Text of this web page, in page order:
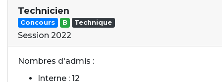
Technicien
Concours B Technique
Session 2022
Nombres d'admis :
Interne : 12